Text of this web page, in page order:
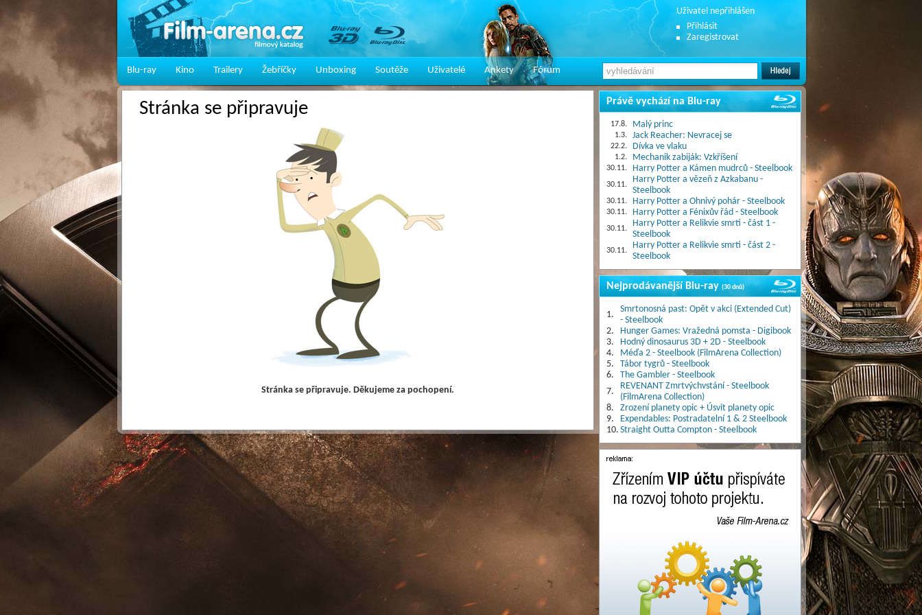
Uživatel nepřihlášen
Přihlásit
Zaregistrovat
Blu-ray Kino Trailery Žebříčky Unboxing Soutěže Uživatelé Ankety Fórum
Stránka se připravuje
Stránka se připravuje. Děkujeme za pochopení.
Právě vychází na Blu-ray
17.8. Malý princ
1.3. Jack Reacher: Nevracej se
22.2. Dívka ve vlaku
1.2. Mechanik zabiják: Vzkříšení
30.11. Harry Potter a Kámen mudrců - Steelbook
30.11.
Harry Potter a vězeň z Azkabanu -
Steelbook
30.11. Harry Potter a Ohnivý pohár - Steelbook
30.11. Harry Potter a Fénixův řád - Steelbook
30.11.
Harry Potter a Relikvie smrti - část 1 -
Steelbook
30.11.
Harry Potter a Relikvie smrti - část 2 -
Steelbook
Nejprodávanější Blu-ray(30 dnů)
1.
Smrtonosná past: Opět v akci (Extended Cut)
- Steelbook
2.
Hunger Games: Vražedná pomsta - Digibook
3.
Hodný dinosaurus 3D + 2D - Steelbook
4.
Méďa 2 - Steelbook (FilmArena Collection)
5.
Tábor tygrů - Steelbook
6.
The Gambler - Steelbook
7.
REVENANT Zmrtvýchvstání - Steelbook
(FilmArena Collection)
8.
Zrození planety opic + Úsvit planety opic
9.
Expendables: Postradatelní 1 & 2 Steelbook
10. Straight Outta Compton - Steelbook